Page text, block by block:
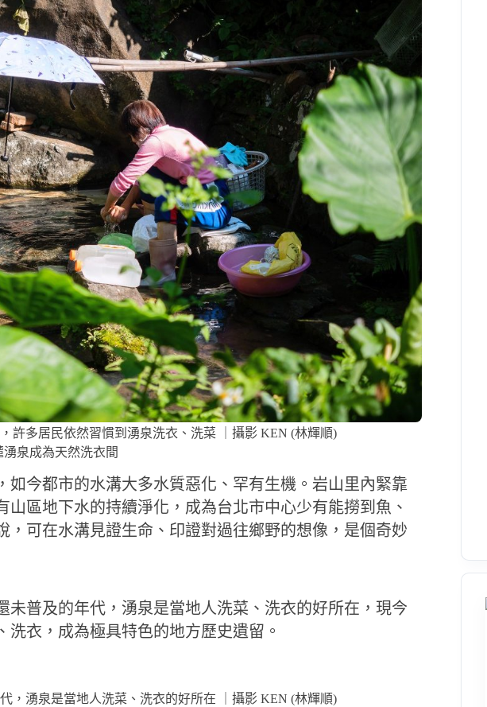
許多居民依然習慣到湧泉洗衣、洗菜 ｜攝影 KEN (林輝順)
泉成為天然洗衣間
如今都市的水溝大多水質惡化、罕有生機。岩山里內緊靠
山區地下水的持續淨化，成為台北市中心少有能撈到魚、
，可在水溝見證生命、印證對過往鄉野的想像，是個奇妙
未普及的年代，湧泉是當地人洗菜、洗衣的好所在，現今
衣，成為極具特色的地方歷史遺留。
，湧泉是當地人洗菜、洗衣的好所在 ｜攝影 KEN (林輝順)